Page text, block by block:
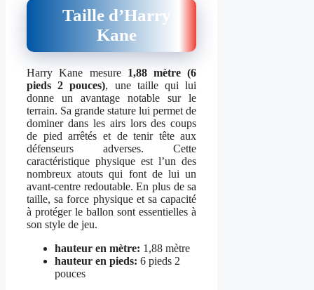
Taille d’Harry
Kane
Harry Kane mesure 1,88 mètre (6
pieds 2 pouces), une taille qui lui
donne un avantage notable sur le
terrain. Sa grande stature lui permet de
dominer dans les airs lors des coups
de pied arrêtés et de tenir tête aux
défenseurs adverses. Cette
caractéristique physique est l’un des
nombreux atouts qui font de lui un
avant-centre redoutable. En plus de sa
taille, sa force physique et sa capacité
à protéger le ballon sont essentielles à
son style de jeu.
hauteur en mètre: 1,88 mètre
hauteur en pieds: 6 pieds 2
pouces